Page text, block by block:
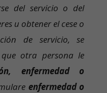
del servicio o del
u obtener el cese o
de servicio, se
otra persona le
enfermedad o
enfermedad o